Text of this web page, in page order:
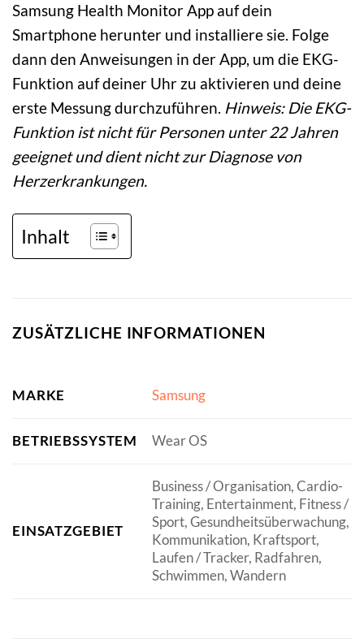
Samsung Health Monitor App auf dein
Smartphone herunter und installiere sie. Folge
dann den Anweisungen in der App, um die EKG-
Funktion auf deiner Uhr zu aktivieren und deine
erste Messung durchzuführen. Hinweis: Die EKG-
Funktion ist nicht für Personen unter 22 Jahren
geeignet und dient nicht zur Diagnose von
Herzerkrankungen.
Inhalt
ZUSÄTZLICHE INFORMATIONEN
MARKE Samsung
BETRIEBSSYSTEM Wear OS
EINSATZGEBIET
Business / Organisation, Cardio-
Training, Entertainment, Fitness /
Sport, Gesundheitsüberwachung,
Kommunikation, Kraftsport,
Laufen / Tracker, Radfahren,
Schwimmen, Wandern